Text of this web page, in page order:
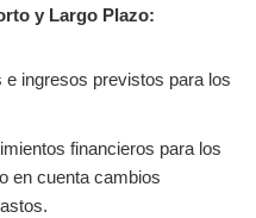
y Largo Plazo:
e ingresos previstos para los
financieros para los
en cuenta cambios